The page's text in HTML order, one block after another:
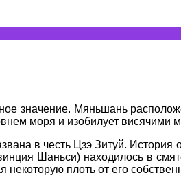
значение. Мяньшань
моря и изобилует висячими
в честь Цзэ Зитуй. История
Шаньси) находилось в
плоть от его